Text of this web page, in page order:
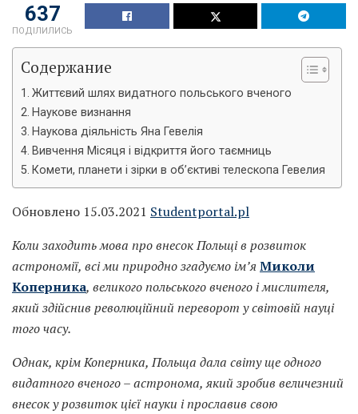
637
ПОДІЛИЛИСЬ
Содержание
Життєвий шлях видатного польського вченого
Наукове визнання
Наукова діяльність Яна Гевелія
Вивчення Місяця і відкриття його таємниць
Комети, планети і зірки в об’єктиві телескопа Гевелия
Обновлено 15.03.2021 Studentportal.pl
Коли заходить мова про внесок Польщі в розвиток
астрономії, всі ми природно згадуємо ім’я Миколи
Коперника, великого польського вченого і мислителя,
який здійснив революційний переворот у світовій науці
того часу.
Однак, крім Коперника, Польща дала світу ще одного
видатного вченого – астронома, який зробив величезний
внесок у розвиток цієї науки і прославив свою